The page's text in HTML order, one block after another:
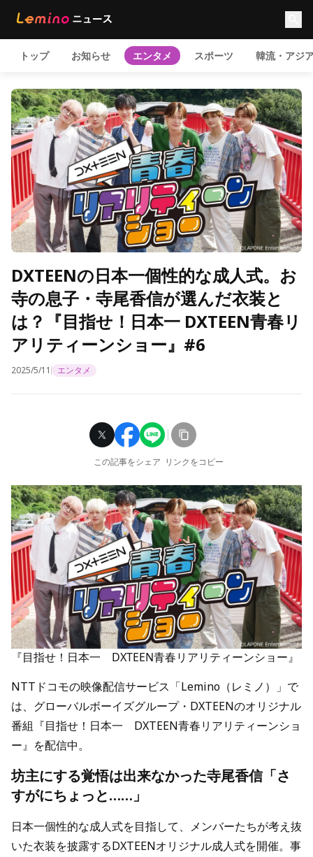
トップ お知らせ エンタメ スポーツ 韓流・アジ
DXTEENの日本一個性的な成人式。お
寺の息子・寺尾香信が選んだ衣装と
は？『目指せ！日本一 DXTEEN青春リ
アリティーンショー』#6
2025/5/11 エンタメ
この記事をシェア リンクをコピー
『目指せ！日本一 DXTEEN青春リアリティーンショー』
NTTドコモの映像配信サービス「Lemino（レミノ）」で
は、グローバルボーイズグループ・DXTEENのオリジナル
番組『目指せ！日本一 DXTEEN青春リアリティーンショ
ー』を配信中。
坊主にする覚悟は出来なかった寺尾香信「さ
すがにちょっと……」
日本一個性的な成人式を目指して、メンバーたちが考え抜
いた衣装を披露するDXTEENオリジナル成人式を開催。事